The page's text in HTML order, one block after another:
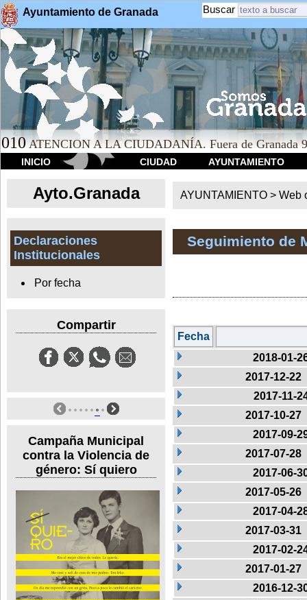
Ayuntamiento de Granada Buscar
010 ATENCION A LA CIUDADANÍA. Fuera de Granada
INICIO CIUDAD AYUNTAMIENTO
Ayto.Granada
Declaraciones
Institucionales
Por fecha
Compartir
Campaña Municipal
contra la Violencia de
género: Sí quiero
AYUNTAMIENTO > Web
Seguimiento de
Fecha
2018-01-
2017-12-22
2017-11-
2017-10-27
2017-09-
2017-07-28
2017-06-
2017-05-26
2017-04-
2017-03-31
2017-02-
2017-01-27
2016-12-